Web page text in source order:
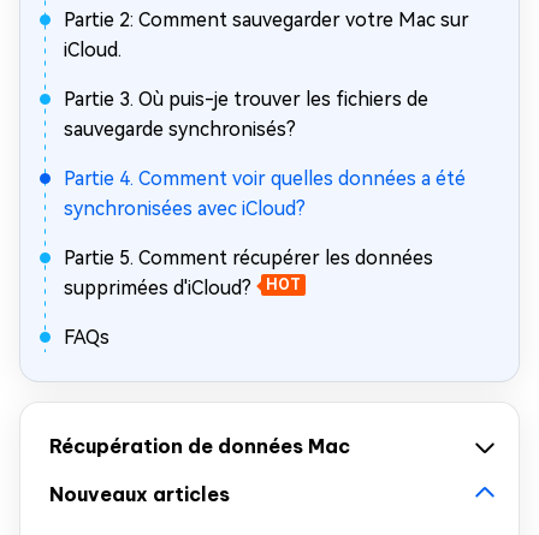
Partie 2: Comment sauvegarder votre Mac sur
iCloud.
Partie 3. Où puis-je trouver les fichiers de
sauvegarde synchronisés?
Partie 4. Comment voir quelles données a été
synchronisées avec iCloud?
Partie 5. Comment récupérer les données
supprimées d'iCloud?
HOT
FAQs
Récupération de données Mac
Nouveaux articles